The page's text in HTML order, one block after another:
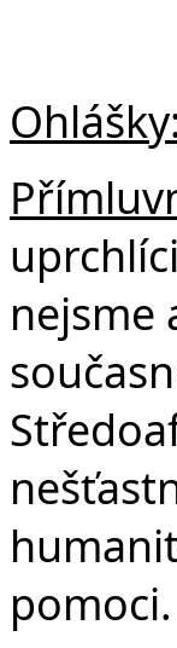
Ohlášky:
nejsme